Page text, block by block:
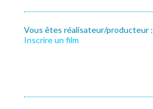
Vous êtes réalisateur/producteur :
Inscrire un film